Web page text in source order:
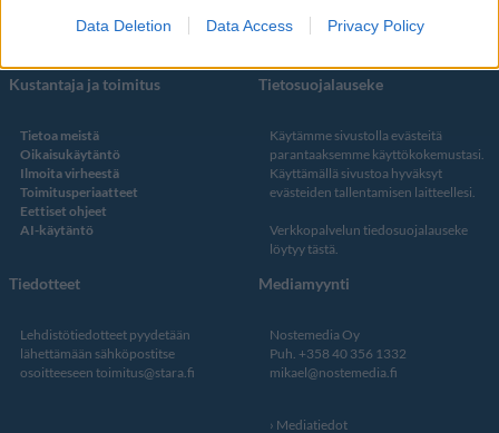
Data Deletion Data Access Privacy Policy
Kustantaja ja toimitus
Tietoa meistä
Oikaisukäytäntö
Ilmoita virheestä
Toimitusperiaatteet
Eettiset ohjeet
AI-käytäntö
Tietosuojalauseke
Käytämme sivustolla evästeitä
parantaaksemme käyttökokemustasi.
Käyttämällä sivustoa hyväksyt
evästeiden tallentamisen laitteellesi.
Verkkopalvelun tiedosuojalauseke
löytyy tästä
Tiedotteet
Lehdistötiedotteet pyydetään
lähettämään sähköpostitse
osoitteeseen toimitus@stara.fi
Mediamyynti
Nostemedia Oy
Puh. +358 40 356 1332
mikael@nostemedia.fi
Mediatiedot